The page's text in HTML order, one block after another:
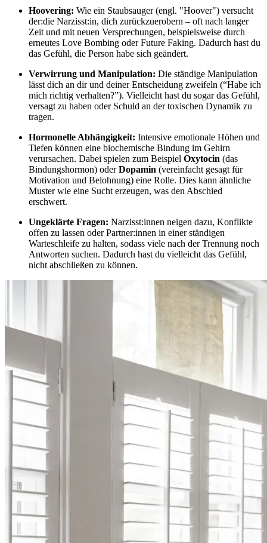
Hoovering: Wie ein Staubsauger (engl. "Hoover") versucht
der:die Narzisst:in, dich zurückzuerobern – oft nach langer
Zeit und mit neuen Versprechungen, beispielsweise durch
erneutes Love Bombing oder Future Faking. Dadurch hast du
das Gefühl, die Person habe sich geändert.
Verwirrung und Manipulation: Die ständige Manipulation
lässt dich an dir und deiner Entscheidung zweifeln (“Habe ich
mich richtig verhalten?”). Vielleicht hast du sogar das Gefühl,
versagt zu haben oder Schuld an der toxischen Dynamik zu
tragen.
Hormonelle Abhängigkeit: Intensive emotionale Höhen und
Tiefen können eine biochemische Bindung im Gehirn
verursachen. Dabei spielen zum Beispiel Oxytocin (das
Bindungshormon) oderDopamin (vereinfacht gesagt für
Motivation und Belohnung) eine Rolle. Dies kann ähnliche
Muster wie eine Sucht erzeugen, was den Abschied
erschwert.
Ungeklärte Fragen: Narzisst:innen neigen dazu, Konflikte
offen zu lassen oder Partner:innen in einer ständigen
Warteschleife zu halten, sodass viele nach der Trennung noch
Antworten suchen. Dadurch hast du vielleicht das Gefühl,
nicht abschließen zu können.